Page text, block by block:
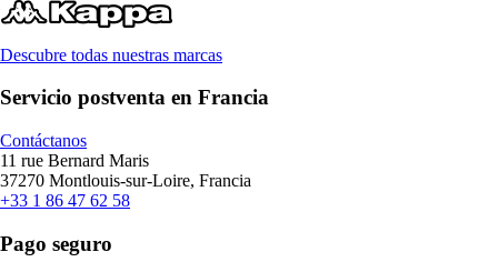
Descubre todas nuestras marcas
Servicio postventa en Francia
Contáctanos
11 rue Bernard Maris
37270 Montlouis-sur-Loire, Francia
+33 1 86 47 62 58
Pago seguro